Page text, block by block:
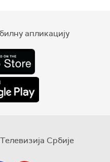
апликацију
Србије